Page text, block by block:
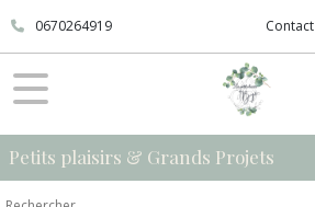
0670264919 Contact
Petits plaisirs & Grands Projets